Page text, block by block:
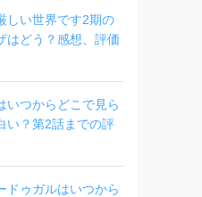
しい世界です2期の
はどう？感想、評価
いつからどこで見ら
い？第2話までの評
ドゥガルはいつから